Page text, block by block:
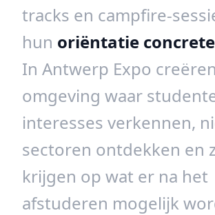
tracks en campfire-
hun oriëntatie
In Antwerp Expo
omgeving waar
interesses verkennen,
sectoren ontdekken en
krijgen op wat er na het
afstuderen mogelijk